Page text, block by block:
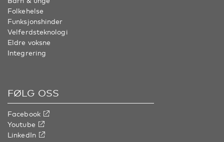
Folkehelse
Funksjonshinder
Velferdsteknologi
Eldre voksne
Integrering
FØLG OSS
Facebook
Youtube
LinkedIn